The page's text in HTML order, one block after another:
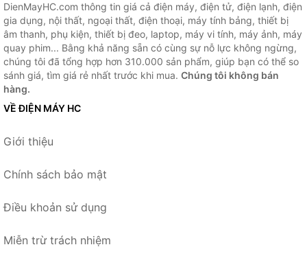
DienMayHC.com thông tin giá cả điện máy, điện tử, điện lạnh, điện
gia dụng, nội thất, ngoại thất, điện thoại, máy tính bảng, thiết bị
âm thanh, phụ kiện, thiết bị đeo, laptop, máy vi tính, máy ảnh, máy
quay phim... Bằng khả năng sẵn có cùng sự nỗ lực không ngừng,
chúng tôi đã tổng hợp hơn 310.000 sản phẩm, giúp bạn có thể so
sánh giá, tìm giá rẻ nhất trước khi mua. Chúng tôi không bán
hàng.
VỀ ĐIỆN MÁY HC
Giới thiệu
Chính sách bảo mật
Điều khoản sử dụng
Miễn trừ trách nhiệm